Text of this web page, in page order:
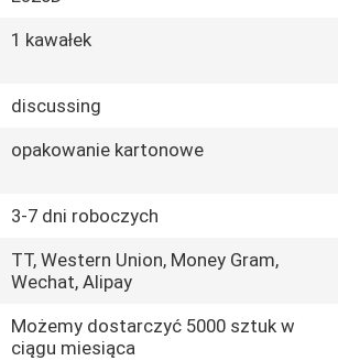
1 kawałek
discussing
opakowanie kartonowe
3-7 dni roboczych
TT, Western Union, Money Gram,
Wechat, Alipay
Możemy dostarczyć 5000 sztuk w
ciągu miesiąca